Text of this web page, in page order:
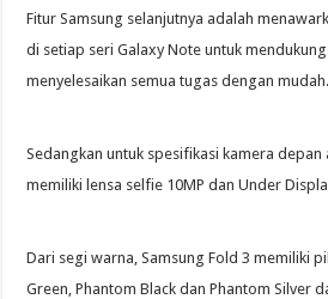
Fitur Samsung selanjutnya adalah
di setiap seri Galaxy Note untuk
menyelesaikan semua tugas dengan mudah.
Sedangkan untuk spesifikasi kamera depan
memiliki lensa selfie 10MP dan Under
Dari segi warna, Samsung Fold 3 memiliki
Green, Phantom Black dan Phantom Silver